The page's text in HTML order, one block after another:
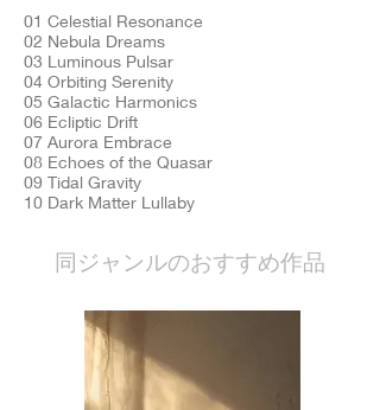
01 Celestial Resonance
02 Nebula Dreams
03 Luminous Pulsar
04 Orbiting Serenity
05 Galactic Harmonics
06 Ecliptic Drift
07 Aurora Embrace
08 Echoes of the Quasar
09 Tidal Gravity
10 Dark Matter Lullaby
​同ジャンルのおすすめ作品